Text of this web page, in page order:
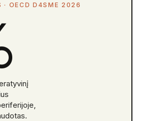
OECD D4SME 2026